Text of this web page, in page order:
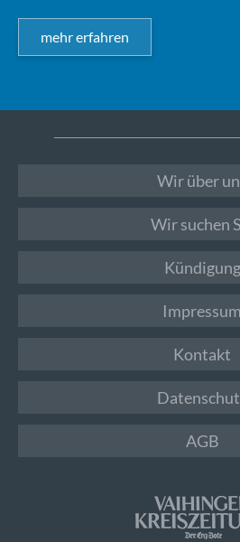
mehr erfahren
Wir über
Wir suchen
Kündigung
Impressum
Kontakt
AGB